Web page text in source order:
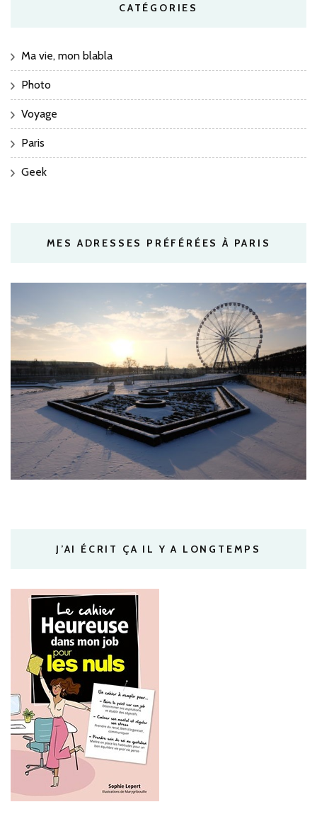
CATÉGORIES
Ma vie, mon blabla
Photo
Voyage
Paris
Geek
MES ADRESSES PRÉFÉRÉES À PARIS
J’AI ÉCRIT ÇA IL Y A LONGTEMPS